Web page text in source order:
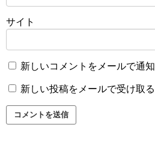
サイト
新しいコメントをメールで通知
新しい投稿をメールで受け取る